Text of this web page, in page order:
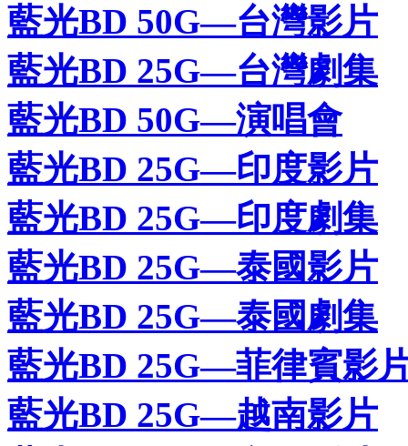
藍光BD 50G—台灣影片
藍光BD 25G—台灣劇集
藍光BD 50G—演唱會
藍光BD 25G—印度影片
藍光BD 25G—印度劇集
藍光BD 25G—泰國影片
藍光BD 25G—泰國劇集
藍光BD 25G—菲律賓影
藍光BD 25G—越南影片